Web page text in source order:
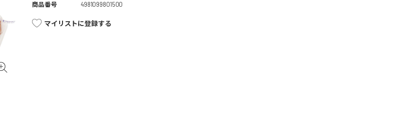
商品番号
4981099801500
マイリストに登録する